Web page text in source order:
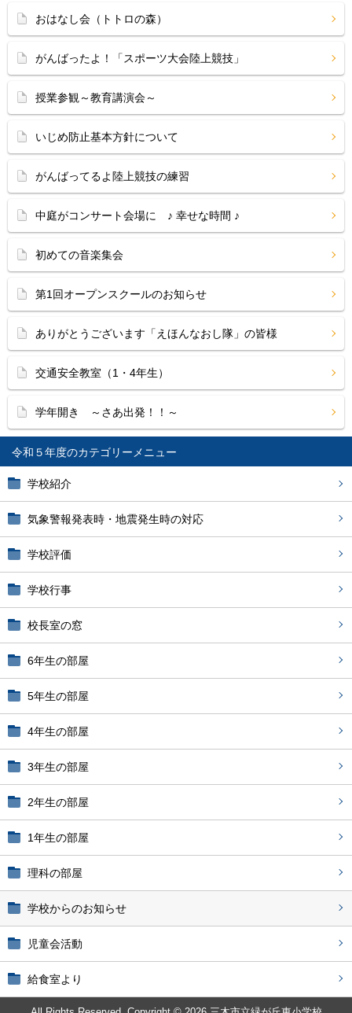
令和５年度
学校紹介
気象警報発表時・地震発生時の対応
学校評価
学校行事
校長室の窓
6年生の部屋
5年生の部屋
4年生の部屋
3年生の部屋
2年生の部屋
1年生の部屋
理科の部屋
学校からのお知らせ
児童会活動
給食室より
おはなし会（トトロの森）
がんばったよ！「スポーツ大会陸上競技」
授業参観～教育講演会～
いじめ防止基本方針について
がんばってるよ陸上競技の練習
中庭がコンサート会場に ♪ 幸せな時間 ♪
初めての音楽集会
第1回オープンスクールのお知らせ
ありがとうございます「えほんなおし隊」の皆様
交通安全教室（1・4年生）
学年開き ～さあ出発！！～